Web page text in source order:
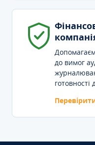
до вимог
готовності